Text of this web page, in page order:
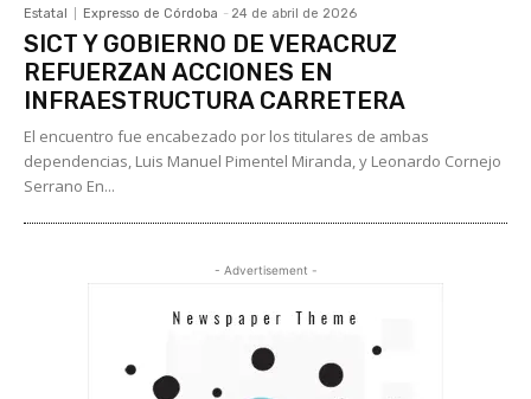
Estatal Expresso de Córdoba - 24 de abril de 2026
SICT Y GOBIERNO DE VERACRUZ
REFUERZAN ACCIONES EN
INFRAESTRUCTURA CARRETERA
El encuentro fue encabezado por los titulares de ambas
dependencias, Luis Manuel Pimentel Miranda, y Leonardo Cornejo
Serrano En...
- Advertisement -